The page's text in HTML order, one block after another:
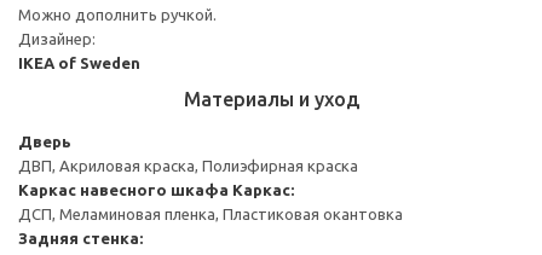
Можно дополнить ручкой.
Дизайнер:
IKEA of Sweden
Материалы и уход
Дверь
ДВП, Акриловая краска, Полиэфирная краска
Каркас навесного шкафа Каркас:
ДСП, Меламиновая пленка, Пластиковая окантовка
Задняя стенка: